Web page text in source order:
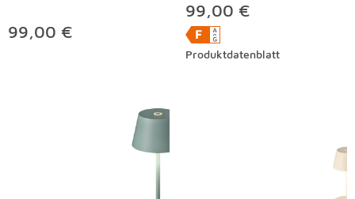
99,00 €
99,00 €
Produktdatenblatt